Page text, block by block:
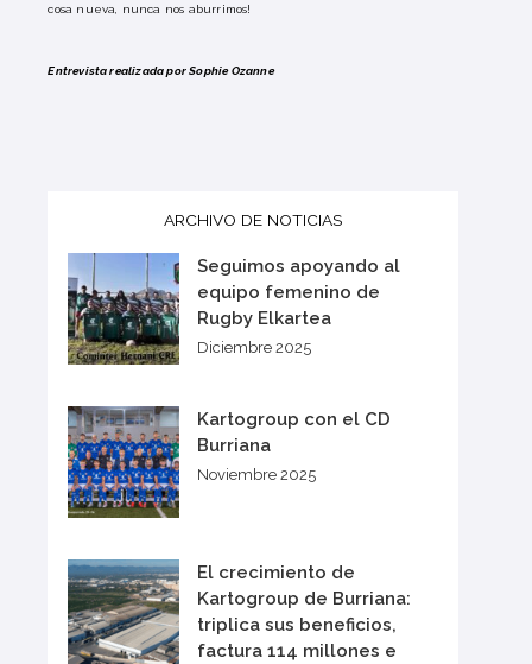
cosa nueva, nunca nos aburrimos!
Entrevista realizada por Sophie Ozanne
ARCHIVO DE NOTICIAS
Seguimos apoyando al
equipo femenino de
Rugby Elkartea
Diciembre 2025
Kartogroup con el CD
Burriana
Noviembre 2025
El crecimiento de
Kartogroup de Burriana:
triplica sus beneficios,
factura 114 millones e